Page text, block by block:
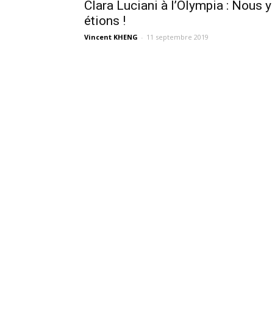
Clara Luciani à l’Olympia : Nous y
étions !
Vincent KHENG - 11 septembre 2019